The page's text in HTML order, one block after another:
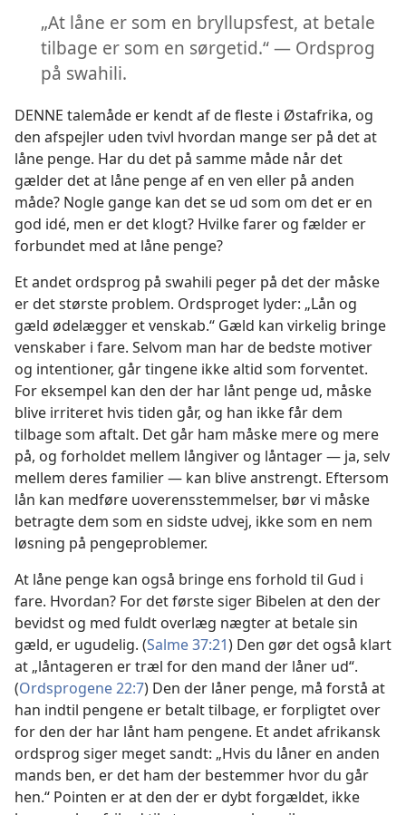
„At låne er som en bryllupsfest, at betale
tilbage er som en sørgetid.“ — Ordsprog
på swahili.
DENNE talemåde er kendt af de fleste i Østafrika, og
den afspejler uden tvivl hvordan mange ser på det at
låne penge. Har du det på samme måde når det
gælder det at låne penge af en ven eller på anden
måde? Nogle gange kan det se ud som om det er en
god idé, men er det klogt? Hvilke farer og fælder er
forbundet med at låne penge?
Et andet ordsprog på swahili peger på det der måske
er det største problem. Ordsproget lyder: „Lån og
gæld ødelægger et venskab.“ Gæld kan virkelig bringe
venskaber i fare. Selvom man har de bedste motiver
og intentioner, går tingene ikke altid som forventet.
For eksempel kan den der har lånt penge ud, måske
blive irriteret hvis tiden går, og han ikke får dem
tilbage som aftalt. Det går ham måske mere og mere
på, og forholdet mellem långiver og låntager — ja, selv
mellem deres familier — kan blive anstrengt. Eftersom
lån kan medføre uoverensstemmelser, bør vi måske
betragte dem som en sidste udvej, ikke som en nem
løsning på pengeproblemer.
At låne penge kan også bringe ens forhold til Gud i
fare. Hvordan? For det første siger Bibelen at den der
bevidst og med fuldt overlæg nægter at betale sin
gæld, er ugudelig. (Salme 37:21) Den gør det også klart
at „låntageren er træl for den mand der låner ud“.
(Ordsprogene 22:7) Den der låner penge, må forstå at
han indtil pengene er betalt tilbage, er forpligtet over
for den der har lånt ham pengene. Et andet afrikansk
ordsprog siger meget sandt: „Hvis du låner en anden
mands ben, er det ham der bestemmer hvor du går
hen.“ Pointen er at den der er dybt forgældet, ikke